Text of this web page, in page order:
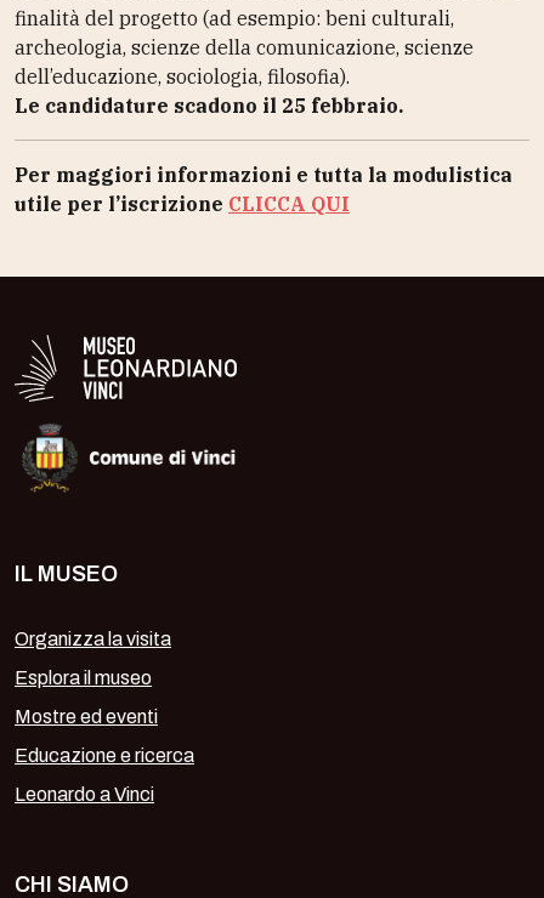
finalità del progetto (ad esempio: beni culturali,
archeologia, scienze della comunicazione, scienze
dell’educazione, sociologia, filosofia).
Le candidature scadono il 25 febbraio.
Per maggiori informazioni e tutta la modulistica
utile per l’iscrizione CLICCA QUI
IL MUSEO
Organizza la visita
Esplora il museo
Mostre ed eventi
Educazione e ricerca
Leonardo a Vinci
CHI SIAMO